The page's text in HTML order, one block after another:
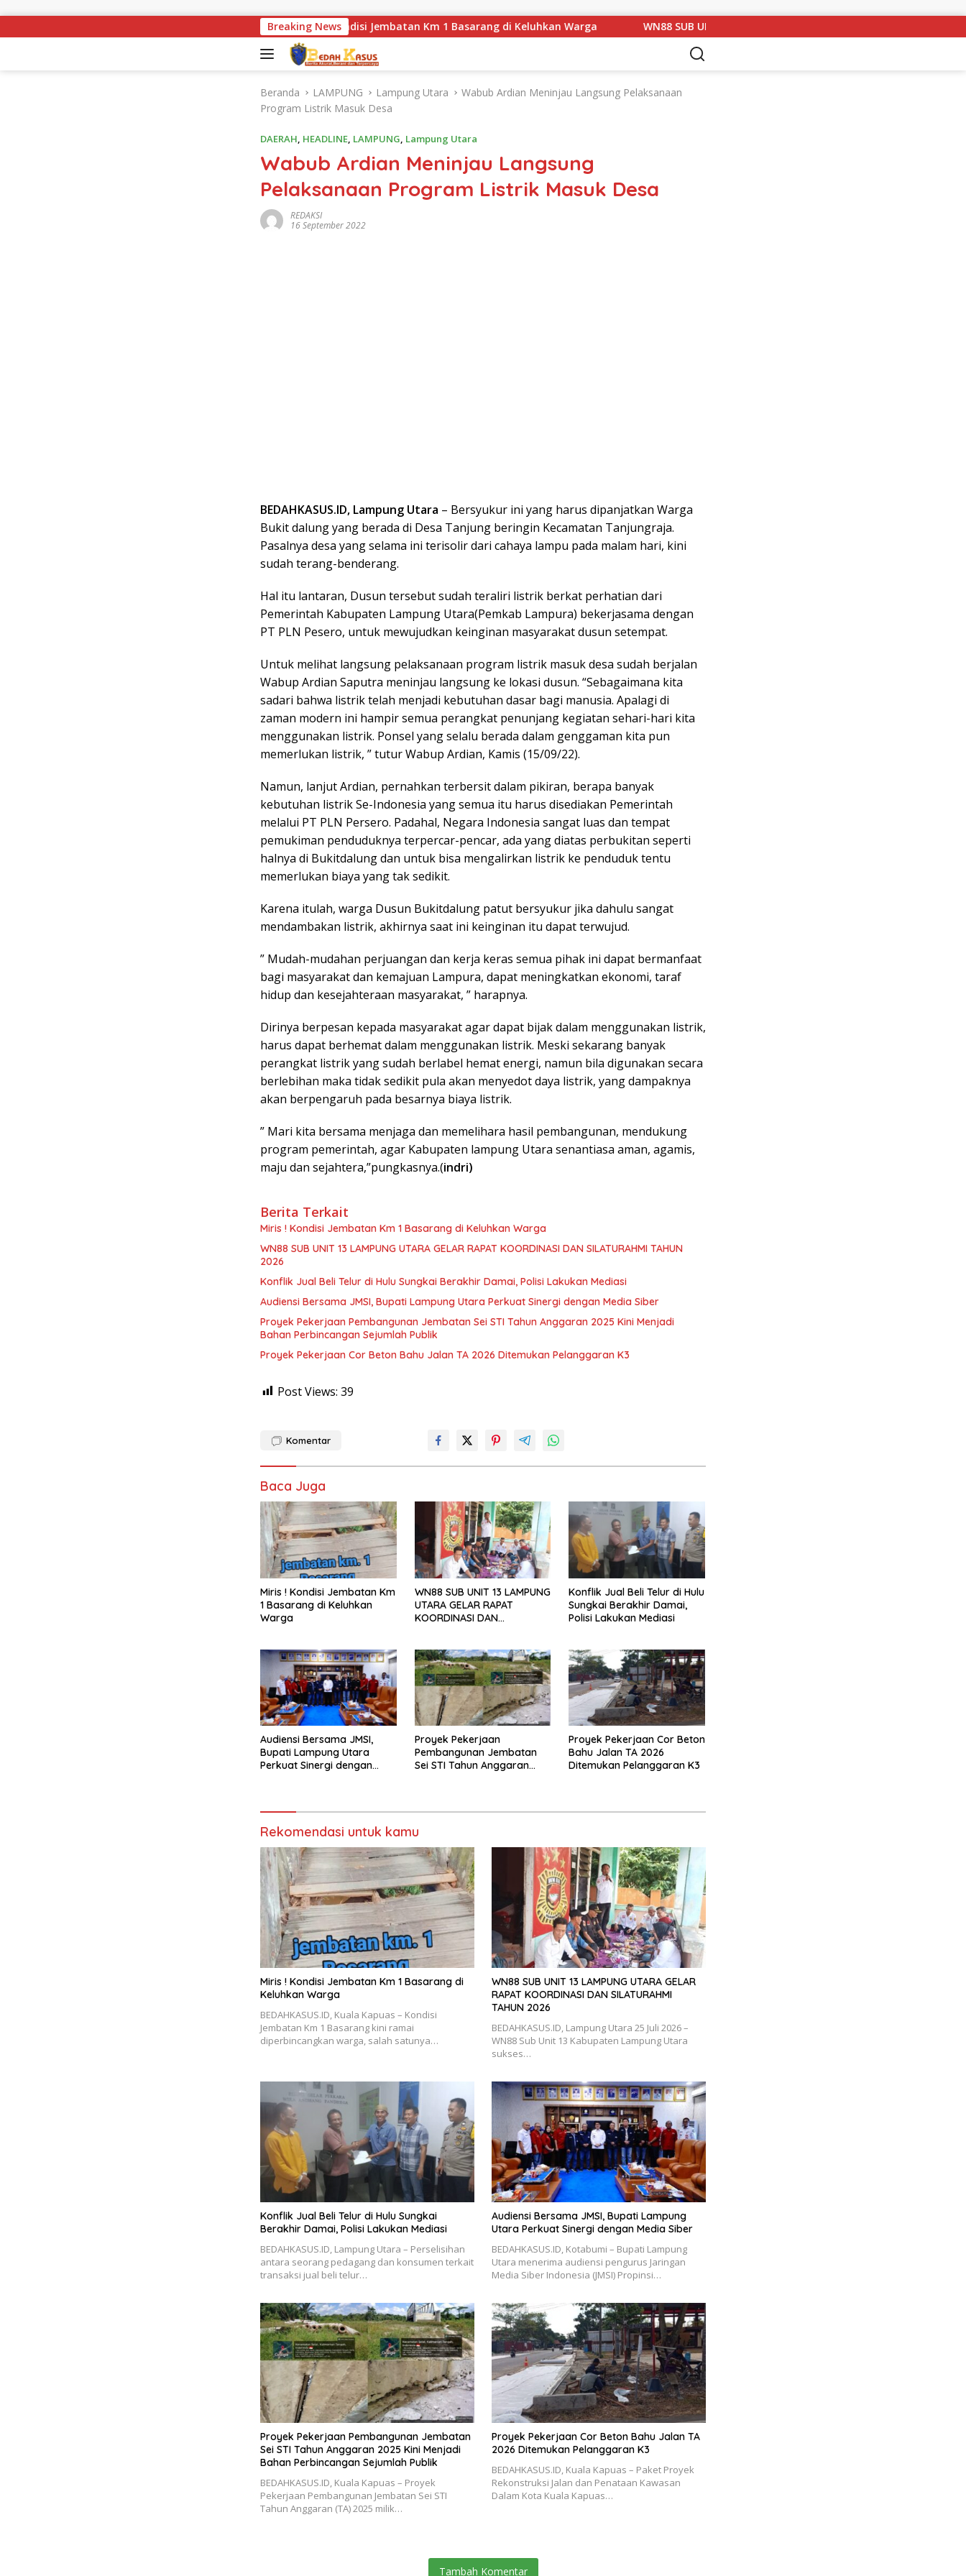
Breaking News
Miris ! Kondisi Jembatan Km 1 Basarang di Keluhkan Warga WN88 SUB UNIT 13 LAMPUNG UTARA GELAR RAPAT KOORDINASI DAN
Beranda LAMPUNG Lampung Utara
Wabub Ardian Meninjau Langsung Pelaksanaan
Program Listrik Masuk Desa
DAERAH, HEADLINE, LAMPUNG, Lampung Utara
Wabub Ardian Meninjau Langsung
Pelaksanaan Program Listrik Masuk Desa
REDAKSI
16 September 2022
BEDAHKASUS.ID, Lampung Utara – Bersyukur ini yang harus dipanjatkan Warga
Bukit dalung yang berada di Desa Tanjung beringin Kecamatan Tanjungraja.
Pasalnya desa yang selama ini terisolir dari cahaya lampu pada malam hari, kini
sudah terang-benderang.
Hal itu lantaran, Dusun tersebut sudah teraliri listrik berkat perhatian dari
Pemerintah Kabupaten Lampung Utara(Pemkab Lampura) bekerjasama dengan
PT PLN Pesero, untuk mewujudkan keinginan masyarakat dusun setempat.
Untuk melihat langsung pelaksanaan program listrik masuk desa sudah berjalan
Wabup Ardian Saputra meninjau langsung ke lokasi dusun. “Sebagaimana kita
sadari bahwa listrik telah menjadi kebutuhan dasar bagi manusia. Apalagi di
zaman modern ini hampir semua perangkat penunjang kegiatan sehari-hari kita
menggunakan listrik. Ponsel yang selalu berada dalam genggaman kita pun
memerlukan listrik, ” tutur Wabup Ardian, Kamis (15/09/22).
Namun, lanjut Ardian, pernahkan terbersit dalam pikiran, berapa banyak
kebutuhan listrik Se-Indonesia yang semua itu harus disediakan Pemerintah
melalui PT PLN Persero. Padahal, Negara Indonesia sangat luas dan tempat
pemukiman penduduknya terpercar-pencar, ada yang diatas perbukitan seperti
halnya di Bukitdalung dan untuk bisa mengalirkan listrik ke penduduk tentu
memerlukan biaya yang tak sedikit.
Karena itulah, warga Dusun Bukitdalung patut bersyukur jika dahulu sangat
mendambakan listrik, akhirnya saat ini keinginan itu dapat terwujud.
” Mudah-mudahan perjuangan dan kerja keras semua pihak ini dapat bermanfaat
bagi masyarakat dan kemajuan Lampura, dapat meningkatkan ekonomi, taraf
hidup dan kesejahteraan masyarakat, ” harapnya.
Dirinya berpesan kepada masyarakat agar dapat bijak dalam menggunakan listrik,
harus dapat berhemat dalam menggunakan listrik. Meski sekarang banyak
perangkat listrik yang sudah berlabel hemat energi, namun bila digunakan secara
berlebihan maka tidak sedikit pula akan menyedot daya listrik, yang dampaknya
akan berpengaruh pada besarnya biaya listrik.
” Mari kita bersama menjaga dan memelihara hasil pembangunan, mendukung
program pemerintah, agar Kabupaten lampung Utara senantiasa aman, agamis,
maju dan sejahtera,”pungkasnya.(indri)
Berita Terkait
Miris ! Kondisi Jembatan Km 1 Basarang di Keluhkan Warga
WN88 SUB UNIT 13 LAMPUNG UTARA GELAR RAPAT KOORDINASI DAN SILATURAHMI TAHUN
2026
Konflik Jual Beli Telur di Hulu Sungkai Berakhir Damai, Polisi Lakukan Mediasi
Audiensi Bersama JMSI, Bupati Lampung Utara Perkuat Sinergi dengan Media Siber
Proyek Pekerjaan Pembangunan Jembatan Sei STI Tahun Anggaran 2025 Kini Menjadi
Bahan Perbincangan Sejumlah Publik
Proyek Pekerjaan Cor Beton Bahu Jalan TA 2026 Ditemukan Pelanggaran K3
Post Views: 39
Komentar
Baca Juga
Miris ! Kondisi Jembatan Km
1 Basarang di Keluhkan
Warga
WN88 SUB UNIT 13 LAMPUNG
UTARA GELAR RAPAT
KOORDINASI DAN
Konflik Jual Beli Telur di Hulu
Sungkai Berakhir Damai,
Polisi Lakukan Mediasi
Audiensi Bersama JMSI,
Bupati Lampung Utara
Perkuat Sinergi dengan
Proyek Pekerjaan
Pembangunan Jembatan
Sei STI Tahun Anggaran
Proyek Pekerjaan Cor Beton
Bahu Jalan TA 2026
Ditemukan Pelanggaran K3
Rekomendasi untuk kamu
Miris ! Kondisi Jembatan Km 1 Basarang di
Keluhkan Warga
BEDAHKASUS.ID, Kuala Kapuas – Kondisi
Jembatan Km 1 Basarang kini ramai
diperbincangkan warga, salah satunya…
WN88 SUB UNIT 13 LAMPUNG UTARA GELAR
RAPAT KOORDINASI DAN SILATURAHMI
TAHUN 2026
BEDAHKASUS.ID, Lampung Utara 25 Juli 2026 –
WN88 Sub Unit 13 Kabupaten Lampung Utara
sukses…
Konflik Jual Beli Telur di Hulu Sungkai
Berakhir Damai, Polisi Lakukan Mediasi
BEDAHKASUS.ID, Lampung Utara – Perselisihan
antara seorang pedagang dan konsumen terkait
transaksi jual beli telur…
Audiensi Bersama JMSI, Bupati Lampung
Utara Perkuat Sinergi dengan Media Siber
BEDAHKASUS.ID, Kotabumi – Bupati Lampung
Utara menerima audiensi pengurus Jaringan
Media Siber Indonesia (JMSI) Propinsi…
Proyek Pekerjaan Pembangunan Jembatan
Sei STI Tahun Anggaran 2025 Kini Menjadi
Bahan Perbincangan Sejumlah Publik
BEDAHKASUS.ID, Kuala Kapuas – Proyek
Pekerjaan Pembangunan Jembatan Sei STI
Tahun Anggaran (TA) 2025 milik…
Proyek Pekerjaan Cor Beton Bahu Jalan TA
2026 Ditemukan Pelanggaran K3
BEDAHKASUS.ID, Kuala Kapuas – Paket Proyek
Rekonstruksi Jalan dan Penataan Kawasan
Dalam Kota Kuala Kapuas…
Tambah Komentar